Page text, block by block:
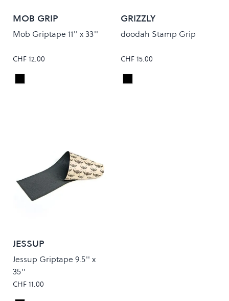
MOB GRIP
Mob Griptape 11'' x 33''
CHF 12.00
Colour
Black
GRIZZLY
doodah Stamp Grip
CHF 15.00
Colour
Black
JESSUP
Jessup Griptape 9.5'' x
35''
CHF 11.00